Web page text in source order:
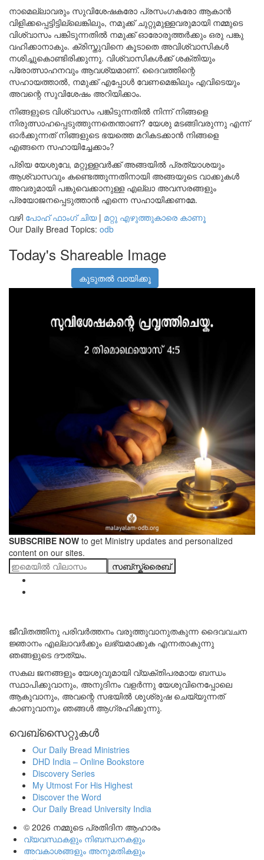
നാമെല്ലാവരും സുവിശേഷകരോ പ്രസംഗകരോ ആകാൻ
വിളിക്കപ്പെട്ടിട്ടില്ലെങ്കിലും, നമുക്ക് ചുറ്റുമുള്ളവരുമായി നമ്മുടെ
വിശ്വാസം പങ്കിടുന്നതിൽ നമുക്ക് ഓരോരുത്തർക്കും ഒരു പങ്കു
വഹിക്കാനാകും. ക്രിസ്തുവിനെ കൂടാതെ അവിശ്വാസികൾ
നശിച്ചുകൊണ്ടിരിക്കുന്നു. വിശ്വാസികൾക്ക് ശക്തിയും
പ്രോത്സാഹനവും ആവശ്യമാണ്. ദൈവത്തിന്റെ
സഹായത്താൽ, നമുക്ക് എപ്പോൾ വേണമെങ്കിലും എവിടെയും
അവന്റെ സുവിശേഷം അറിയിക്കാം.
നിങ്ങളുടെ വിശ്വാസം പങ്കിടുന്നതിൽ നിന്ന് നിങ്ങളെ
നിരുത്സാഹപ്പെടുത്തുന്നതെന്താണ്? യേശു മടങ്ങിവരുന്നു എന്ന്
ഓർക്കുന്നത് നിങ്ങളുടെ ഭയത്തെ മറികടക്കാൻ നിങ്ങളെ
എങ്ങനെ സഹായിച്ചേക്കാം?
പ്രിയ യേശുവേ, മറ്റുള്ളവർക്ക് അങ്ങയിൽ പ്രത്യാശയും
ആശ്വാസവും കണ്ടെത്തുന്നതിനായി അങ്ങയുടെ വാക്കുകൾ
അവരുമായി പങ്കുവെക്കാനുള്ള എല്ലാ അവസരങ്ങളും
പ്രയോജനപ്പെടുത്താൻ എന്നെ സഹായിക്കണമേ.
വഴി പോഹ് ഫാംഗ് ചിയ| മറ്റു എഴുത്തുകാരെ കാണൂ
Our Daily Bread Topics: odb
Today's Shareable Image
കൂടുതൽ വായിക്കൂ
SUBSCRIBE NOW to get Ministry updates and personalized
content on our sites.
സബ്സ്ക്രൈബ്
ജീവിതത്തിനു പരിവർത്തനം വരുത്തുവാനുതകുന്ന ദൈവവചന
ജ്ഞാനം എല്ലാവർക്കും ലഭ്യമാക്കുക എന്നതാകുന്നു
ഞങ്ങളുടെ ദൗത്യം.
സകല ജനങ്ങളും യേശുവുമായി വ്യക്തിപരമായ ബന്ധം
സ്ഥാപിക്കുവാനും, അനുദിനം വളർന്നു യേശുവിനെപ്പോലെ
ആകുവാനും, അവന്റെ സഭയിൽ ശുശ്രുഷ ചെയ്യുന്നത്
കാണുവാനും ഞങ്ങൾ ആഗ്രഹിക്കുന്നു.
വെബ്സൈറ്റുകൾ
Our Daily Bread Ministries
DHD India – Online Bookstore
Discovery Series
My Utmost For His Highest
Discover the Word
Our Daily Bread University India
© 2026 നമ്മുടെ പ്രതിദിന ആഹാരം
വ്യവസ്ഥകളും നിബന്ധനകളും
അവകാശങ്ങളും അനുമതികളും